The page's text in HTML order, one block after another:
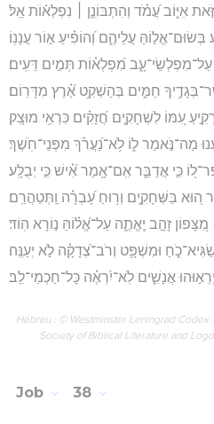
אִיּ֑וֹב עֲ֝מֹ֗ד וְהִתְבּוֹנֵ֤ן ׀ נִפְלְא֬וֹת אֵֽל׃
עֲלֵיהֶ֑ם וְ֝הוֹפִ֗יעַ א֣וֹר עֲנָנֽוֹ׃
מִ֝פְלְא֗וֹת תְּמִ֣ים דֵּעִֽים׃
חַמִּ֑ים בְּהַשְׁקִ֥ט אֶ֝֗רֶץ מִדָּרֽוֹם׃
עִ֭מּוֹ לִשְׁחָקִ֑ים חֲ֝זָקִ֗ים כִּרְאִ֥י מוּצָֽק׃
מַה־נֹּ֣אמַר ל֑וֹ לֹ֥א־נַ֝עֲרֹ֗ךְ מִפְּנֵי־חֹֽשֶׁךְ׃
כִּ֣י אֲדַבֵּ֑ר אִֽם־אָ֥מַר אִ֝֗ישׁ כִּ֣י יְבֻלָּֽע׃
ה֭וּא בַּשְּׁחָקִ֑ים וְר֥וּחַ עָ֝בְרָ֗ה וַֽתְּטַהֲרֵֽם׃
מִ֭צָּפוֹן זָהָ֣ב יֶֽאֱתֶ֑ה עַל־אֱ֝ל֗וֹהַּ נ֣וֹרָא הֽוֹד׃
וּמִשְׁפָּ֥ט וְרֹב־צְ֝דָקָ֗ה לֹ֣א יְעַנֶּֽה׃
אֲנָשִׁ֑ים לֹֽא־יִ֝רְאֶ֗ה כָּל־חַכְמֵי־לֵֽב׃
Hébreu : © Westminster Leningrad Codex
Society of Biblical Literature and
Job 38